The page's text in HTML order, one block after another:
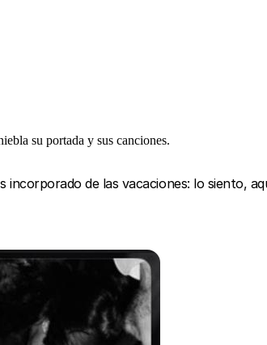
su portada y sus canciones.
incorporado de las vacaciones: lo siento,